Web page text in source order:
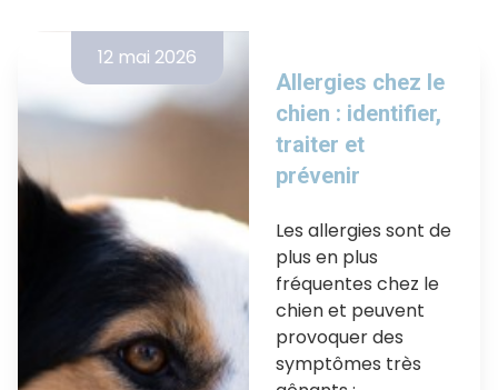
12 mai 2026
Allergies chez le
chien : identifier,
traiter et
prévenir
Les allergies sont de
plus en plus
fréquentes chez le
chien et peuvent
provoquer des
symptômes très